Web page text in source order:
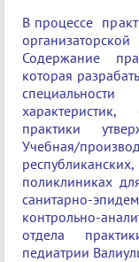
В процессе
Содержание
которая
характеристик,
практики
Учебная/
поликлиниках
санитарно-
контрольно-
отдела
педиатрии